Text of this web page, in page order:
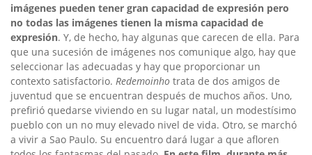
imágenes pueden tener gran capacidad de expresión pero
no todas las imágenes tienen la misma capacidad de
expresión. Y, de hecho, hay algunas que carecen de ella. Para
que una sucesión de imágenes nos comunique algo, hay que
seleccionar las adecuadas y hay que proporcionar un
contexto satisfactorio. Redemoinho trata de dos amigos de
juventud que se encuentran después de muchos años. Uno,
prefirió quedarse viviendo en su lugar natal, un modestísimo
pueblo con un no muy elevado nivel de vida. Otro, se marchó
a vivir a Sao Paulo. Su encuentro dará lugar a que afloren